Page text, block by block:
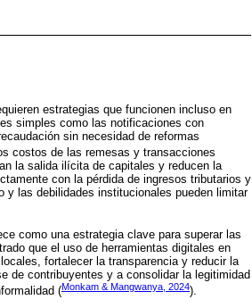
estrategias que funcionen incluso en
simples como las notificaciones con
sin necesidad de reformas
costos de las remesas y transacciones
la salida ilícita de capitales y reducen la
con la pérdida de ingresos tributarios y
y las debilidades institucionales pueden limitar
como una estrategia clave para superar las
que el uso de herramientas digitales en
fortalecer la transparencia y reducir la
de contribuyentes y a consolidar la legitimidad
(Monkam & Mangwanya, 2024).